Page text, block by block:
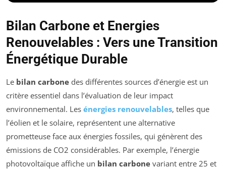
Bilan Carbone et Energies
Renouvelables : Vers une Transition
Énergétique Durable
Le bilan carbone des différentes sources d’énergie est un
critère essentiel dans l’évaluation de leur impact
environnemental. Les énergies renouvelables, telles que
l’éolien et le solaire, représentent une alternative
prometteuse face aux énergies fossiles, qui génèrent des
émissions de CO2 considérables. Par exemple, l’énergie
photovoltaïque affiche un bilan carbone variant entre 25 et